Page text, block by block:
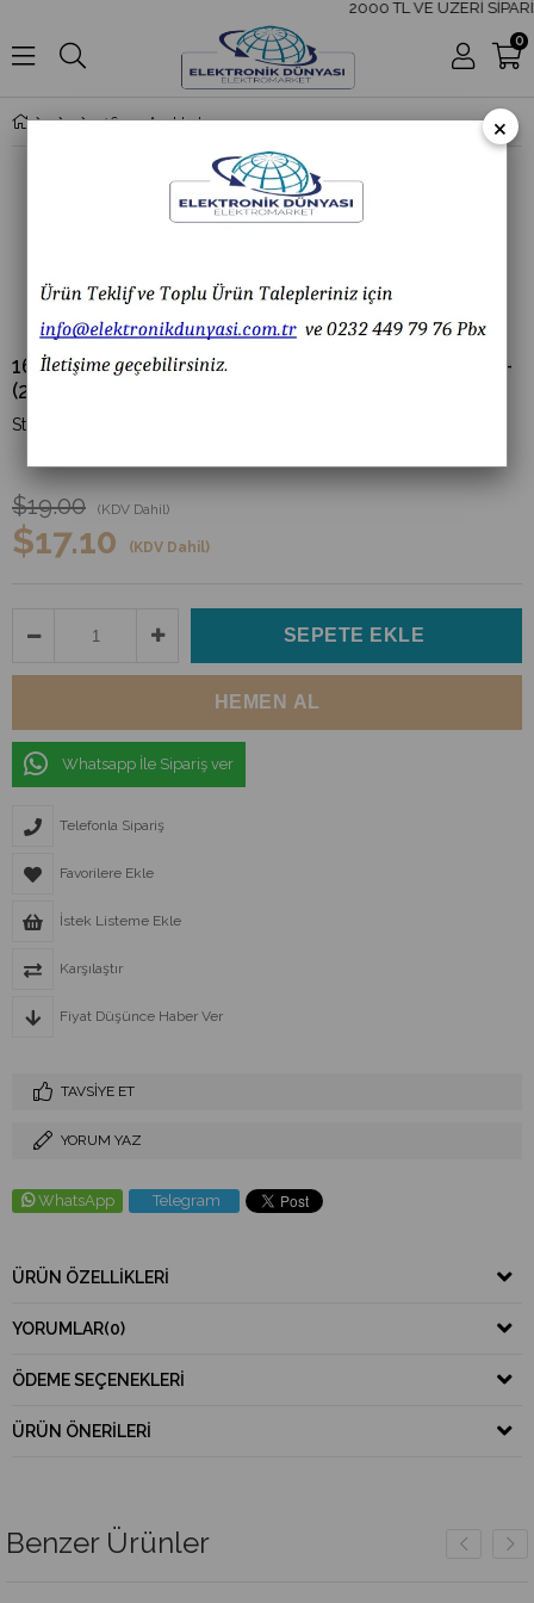
2000 TL VE ÜZERİ
0
16mm Anahtarlı Yuvarlak Yaylı Mandal Buton (1)-0-(2)
16mm Anahtarlı Yuvarlak Yaylı Mandal Buton (1)-0-
(2)
$19.00 (KDV Dahil)
$17.10 (KDV Dahil)
Whatsapp İle Sipariş ver
Telefonla Sipariş
Favorilere Ekle
İstek Listeme Ekle
Karşılaştır
Fiyat Düşünce Haber Ver
TAVSIYE ET
YORUM YAZ
WhatsApp Telegram
ÜRÜN ÖZELLIKLERI
YORUMLAR(0)
ÖDEME SEÇENEKLERI
ÜRÜN ÖNERILERI
Benzer Ürünler
×